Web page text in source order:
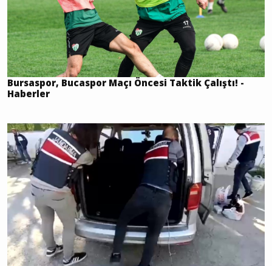
Bursaspor, Bucaspor Maçı Öncesi Taktik Çalıştı! -
Haberler